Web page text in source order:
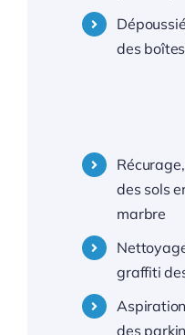
Nettoyage
Nettoyage copropriétés
Nettoyage copropriétés
des
des sols
marbre
graffiti
des